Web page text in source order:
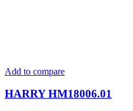
Add to compare
HARRY HM18006.01